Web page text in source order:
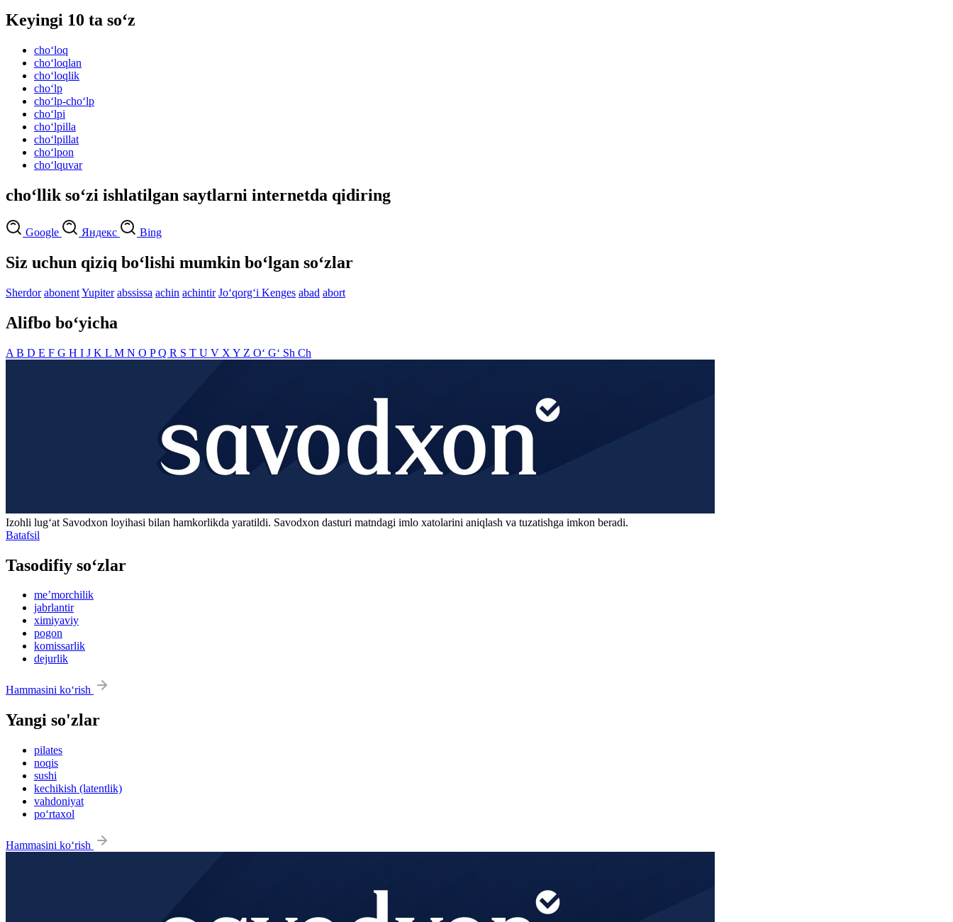
Keyingi 10 ta so‘z
cho‘loq
cho‘loqlan
cho‘loqlik
cho‘lp
cho‘lp-cho‘lp
cho‘lpi
cho‘lpilla
cho‘lpillat
cho‘lpon
cho‘lquvar
cho‘llik so‘zi ishlatilgan saytlarni internetda qidiring
Google Яндекс Bing
Siz uchun qiziq bo‘lishi mumkin bo‘lgan so‘zlar
Sherdor abonentYupiter abssissa achin achintir Jo‘qorg‘i Kenges abad abort
Alifbo bo‘yicha
A B D E F G H I J K L M N O PQ R S T U V X Y Z O‘ G‘ Sh Ch
Izohli lugʻat Savodxon loyihasi bilan hamkorlikda yaratildi. Savodxon dasturi matndagi imlo xatolarini aniqlash va tuzatishga imkon beradi.
Batafsil
Tasodifiy so‘zlar
meʼmorchilik
jabrlantir
ximiyaviy
pogon
komissarlik
dejurlik
Hammasini ko‘rish
Yangi so'zlar
pilates
noqis
sushi
kechikish (latentlik)
vahdoniyat
po‘rtaxol
Hammasini ko‘rish